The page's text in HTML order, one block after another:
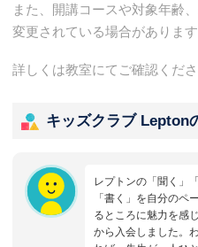
また、開講コースや対象年齢
変更されている場合があります
詳しくは教室にてご確認くださ
キッズクラブ Lepton
レプトンの「聞く」
「書く」を自分のペ
るところに魅力を感
から入会しました。